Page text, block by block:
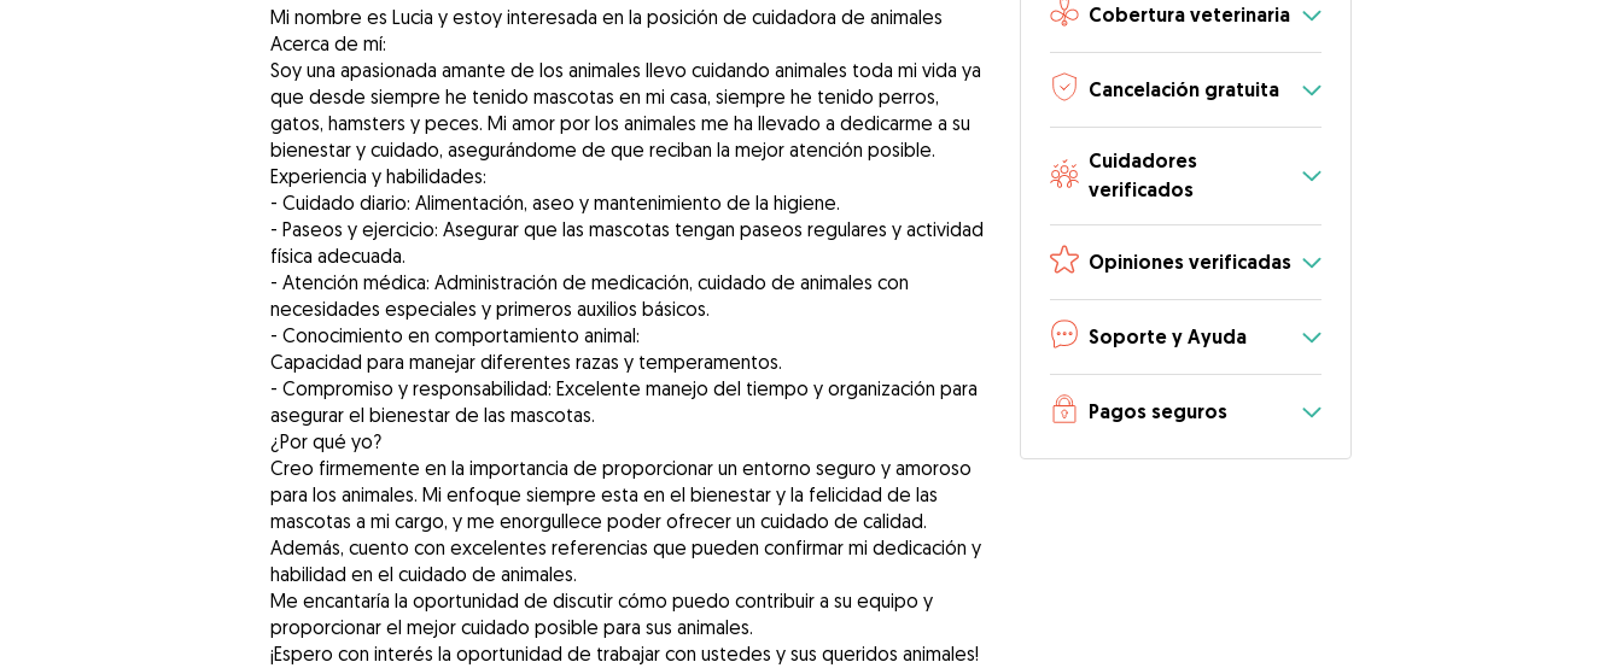
Mi nombre es Lucia y estoy interesada en la posición de cuidadora de animales
Acerca de mí:
Soy una apasionada amante de los animales llevo cuidando animales toda mi vida ya
que desde siempre he tenido mascotas en mi casa, siempre he tenido perros,
gatos, hamsters y peces. Mi amor por los animales me ha llevado a dedicarme a su
bienestar y cuidado, asegurándome de que reciban la mejor atención posible.
Experiencia y habilidades:
- Cuidado diario: Alimentación, aseo y mantenimiento de la higiene.
- Paseos y ejercicio: Asegurar que las mascotas tengan paseos regulares y actividad
física adecuada.
- Atención médica: Administración de medicación, cuidado de animales con
necesidades especiales y primeros auxilios básicos.
- Conocimiento en comportamiento animal:
Capacidad para manejar diferentes razas y temperamentos.
- Compromiso y responsabilidad: Excelente manejo del tiempo y organización para
asegurar el bienestar de las mascotas.
¿Por qué yo?
Creo firmemente en la importancia de proporcionar un entorno seguro y amoroso
para los animales. Mi enfoque siempre esta en el bienestar y la felicidad de las
mascotas a mi cargo, y me enorgullece poder ofrecer un cuidado de calidad.
Además, cuento con excelentes referencias que pueden confirmar mi dedicación y
habilidad en el cuidado de animales.
Me encantaría la oportunidad de discutir cómo puedo contribuir a su equipo y
proporcionar el mejor cuidado posible para sus animales.
¡Espero con interés la oportunidad de trabajar con ustedes y sus queridos animales!
Cobertura veterinaria
Cancelación gratuita
Cuidadores
verificados
Opiniones verificadas
Soporte y Ayuda
Pagos seguros